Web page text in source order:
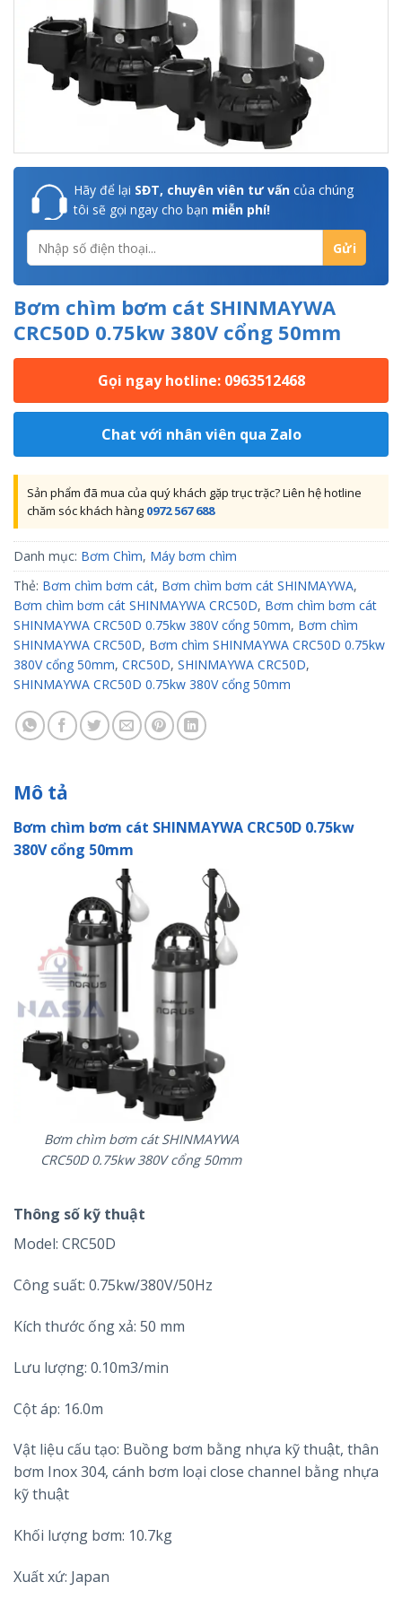
Hãy để lại SĐT, chuyên viên tư vấn của chúng
tôi sẽ gọi ngay cho bạn miễn phí!
Bơm chìm bơm cát SHINMAYWA
CRC50D 0.75kw 380V cổng 50mm
Gọi ngay hotline: 0963512468
Chat với nhân viên qua Zalo
Sản phẩm đã mua của quý khách gặp trục trặc? Liên hệ hotline
chăm sóc khách hàng 0972 567 688
Danh mục: Bơm Chìm, Máy bơm chìm
Thẻ: Bơm chìm bơm cát, Bơm chìm bơm cát SHINMAYWA,
Bơm chìm bơm cát SHINMAYWA CRC50D, Bơm chìm bơm cát
SHINMAYWA CRC50D 0.75kw 380V cổng 50mm, Bơm chìm
SHINMAYWA CRC50D, Bơm chìm SHINMAYWA CRC50D 0.75kw
380V cổng 50mm, CRC50D, SHINMAYWA CRC50D,
SHINMAYWA CRC50D 0.75kw 380V cổng 50mm
Mô tả
Bơm chìm bơm cát SHINMAYWA CRC50D 0.75kw
380V cổng 50mm
Bơm chìm bơm cát SHINMAYWA
CRC50D 0.75kw 380V cổng 50mm
Thông số kỹ thuật
Model: CRC50D
Công suất: 0.75kw/380V/50Hz
Kích thước ống xả: 50 mm
Lưu lượng: 0.10m3/min
Cột áp: 16.0m
Vật liệu cấu tạo: Buồng bơm bằng nhựa kỹ thuật, thân
bơm Inox 304, cánh bơm loại close channel bằng nhựa
kỹ thuật
Khối lượng bơm: 10.7kg
Xuất xứ: Japan